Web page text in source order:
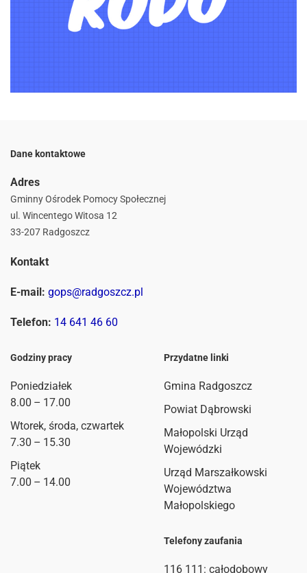
Dane kontaktowe
Adres
Gminny Ośrodek Pomocy Społecznej
ul. Wincentego Witosa 12
33-207 Radgoszcz
Kontakt
E-mail: gops@radgoszcz.pl
Telefon: 14 641 46 60
Godziny pracy
Poniedziałek
8.00 – 17.00
Wtorek, środa, czwartek
7.30 – 15.30
Piątek
7.00 – 14.00
Przydatne linki
Gmina Radgoszcz
Powiat Dąbrowski
Małopolski Urząd
Wojewódzki
Urząd Marszałkowski
Województwa
Małopolskiego
Telefony zaufania
116 111 : całodobowy